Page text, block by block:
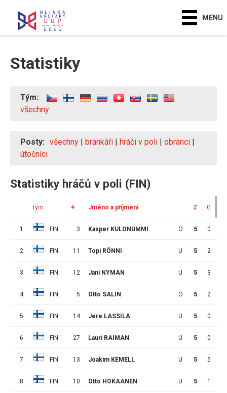
MENU
Statistiky
Tým:
všechny
Posty: všechny | brankáři | hráči v poli | obránci |
útočníci
Statistiky hráčů v poli (FIN)
tým # Jméno a příjmení Z G
1. FIN 3 Kasper KULONUMMI O 5 0
2. FIN 11 Topi RÖNNI U 5 2
3. FIN 12 Jani NYMAN U 5 3
4. FIN 5 Otto SALIN O 5 2
5. FIN 14 Jere LASSILA U 5 0
6. FIN 27 Lauri RAIMAN U 5 0
7. FIN 13 Joakim KEMELL U 5 5
8. FIN 10 Otto HOKAANEN U 5 1